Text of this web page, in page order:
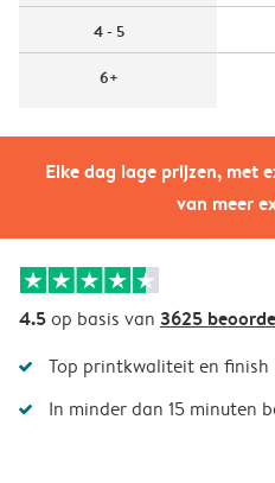
Elke dag lage prijzen, met
van meer
4 - 5
6+
4.5op basis van 3625
Top printkwaliteit en finish
In minder dan 15 minuten